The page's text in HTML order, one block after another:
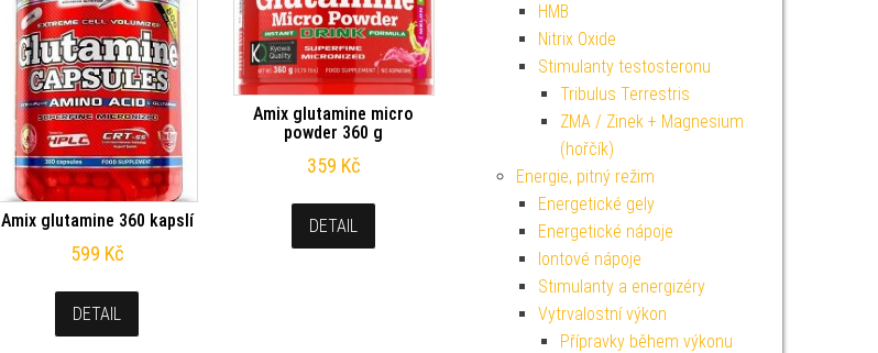
Amix glutamine 360 kapslí
599 Kč
DETAIL
Amix glutamine micro
powder 360 g
359 Kč
DETAIL
HMB
Nitrix Oxide
Stimulanty testosteronu
Tribulus Terrestris
ZMA / Zinek + Magnesium
(hořčík)
Energie, pitný režim
Energetické gely
Energetické nápoje
Iontové nápoje
Stimulanty a energizéry
Vytrvalostní výkon
Přípravky během výkonu